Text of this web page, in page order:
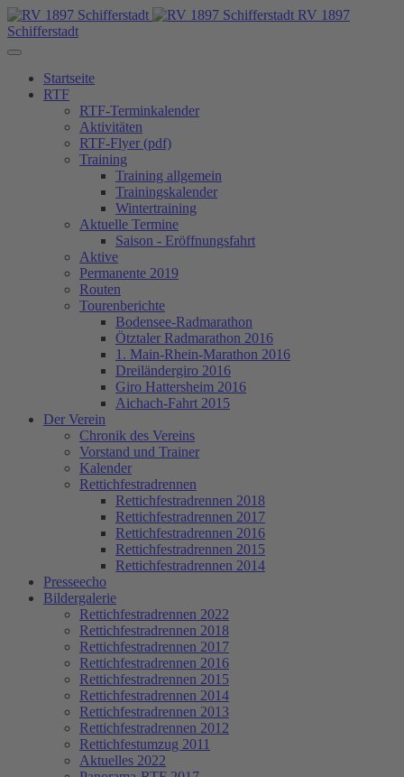
RV 1897
Schifferstadt
Startseite
RTF
RTF-Terminkalender
Aktivitäten
RTF-Flyer (pdf)
Training
Training allgemein
Trainingskalender
Wintertraining
Aktuelle Termine
Saison - Eröffnungsfahrt
Aktive
Permanente 2019
Routen
Tourenberichte
Bodensee-Radmarathon
Ötztaler Radmarathon 2016
1. Main-Rhein-Marathon 2016
Dreiländergiro 2016
Giro Hattersheim 2016
Aichach-Fahrt 2015
Der Verein
Chronik des Vereins
Vorstand und Trainer
Kalender
Rettichfestradrennen
Rettichfestradrennen 2018
Rettichfestradrennen 2017
Rettichfestradrennen 2016
Rettichfestradrennen 2015
Rettichfestradrennen 2014
Presseecho
Bildergalerie
Rettichfestradrennen 2022
Rettichfestradrennen 2018
Rettichfestradrennen 2017
Rettichfestradrennen 2016
Rettichfestradrennen 2015
Rettichfestradrennen 2014
Rettichfestradrennen 2013
Rettichfestradrennen 2012
Rettichfestumzug 2011
Aktuelles 2022